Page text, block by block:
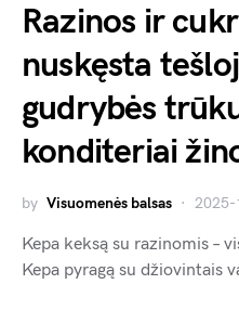
Razinos ir
nuskęsta
gudrybės
konditeriai
by Visuomenės balsas
Kepa keksą su razinomis –
Kepa pyragą su džiovintais